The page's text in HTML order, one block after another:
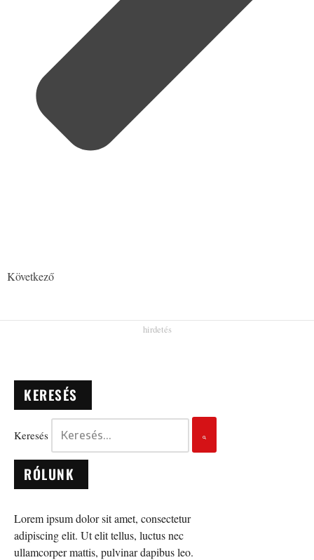
Következő
KERESÉS
Keresés
RÓLUNK
Lorem ipsum dolor sit amet, consectetur
adipiscing elit. Ut elit tellus, luctus nec
ullamcorper mattis, pulvinar dapibus leo.